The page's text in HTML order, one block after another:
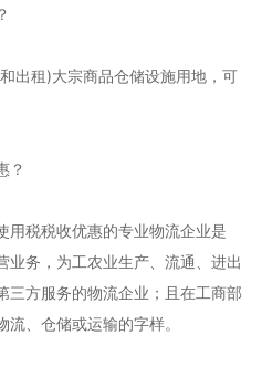
租)大宗商品仓储设施用地，可
？
税税收优惠的专业物流企业是
业务，为工农业生产、流通、进出
三方服务的物流企业；且在工商部
、仓储或运输的字样。